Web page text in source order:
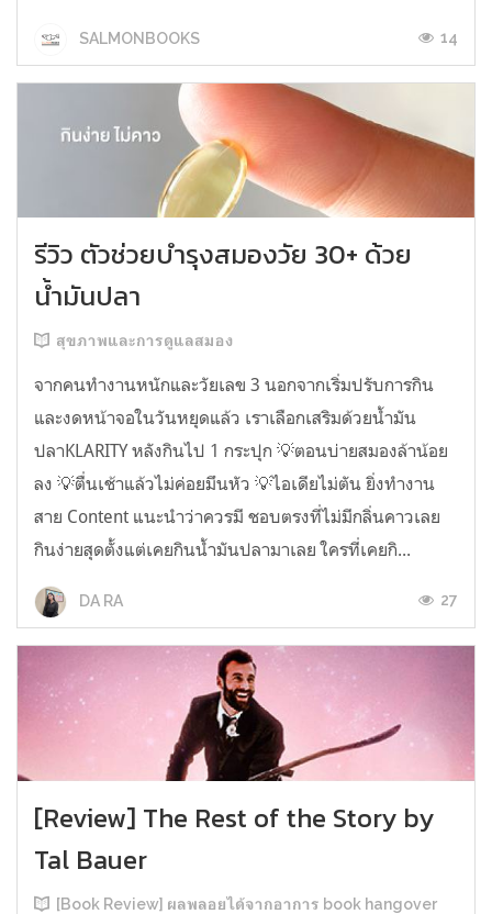
SALMONBOOKS 14
รีวิว ตัวช่วยบำรุงสมองวัย 30+ ด้วย
น้ำมันปลา
สุขภาพและการดูแลสมอง
จากคนทำงานหนักและวัยเลข 3 นอกจากเริ่มปรับการกิน
และงดหน้าจอในวันหยุดแล้ว เราเลือกเสริมด้วยน้ำมัน
ปลาKLARITY หลังกินไป 1 กระปุก 💡ตอนบ่ายสมองล้าน้อย
ลง 💡ตื่นเช้าแล้วไม่ค่อยมึนหัว 💡ไอเดียไม่ตัน ยิ่งทำงาน
สาย Content แนะนำว่าควรมี ชอบตรงที่ไม่มีกลิ่นคาวเลย
กินง่ายสุดตั้งแต่เคยกินน้ำมันปลามาเลย ใครที่เคยกิ...
DA RA 27
[Review] The Rest of the Story by
Tal Bauer
[Book Review] ผลพลอยได้จากอาการ book hangover